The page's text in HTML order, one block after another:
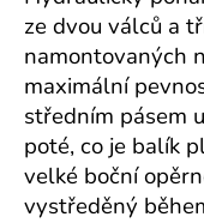
ze dvou válců a
namontovaných
maximální
středním pásem
poté, co je balík
velké boční
vystředěný